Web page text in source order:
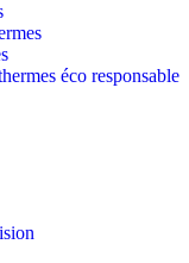
éco responsable